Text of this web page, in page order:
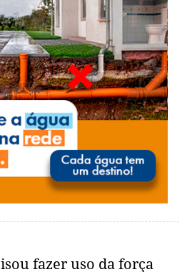
fazer uso da força